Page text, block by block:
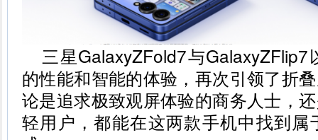
三星GalaxyZFold7与
的性能和智能的体验，再次引领了折
论是追求极致观屏体验的商务人士，
轻用户，都能在这两款手机中找到